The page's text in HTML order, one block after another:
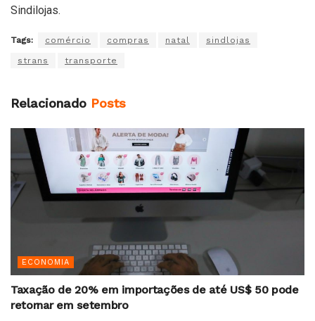
Sindilojas.
Tags: comércio compras natal sindlojas
strans transporte
Relacionado Posts
ECONOMIA
Taxação de 20% em importações de até US$ 50 pode
retornar em setembro